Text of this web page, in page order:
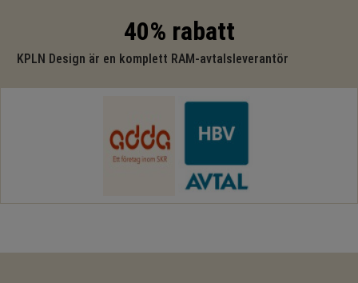
40% rabatt
KPLN Design är en komplett RAM-avtalsleverantör